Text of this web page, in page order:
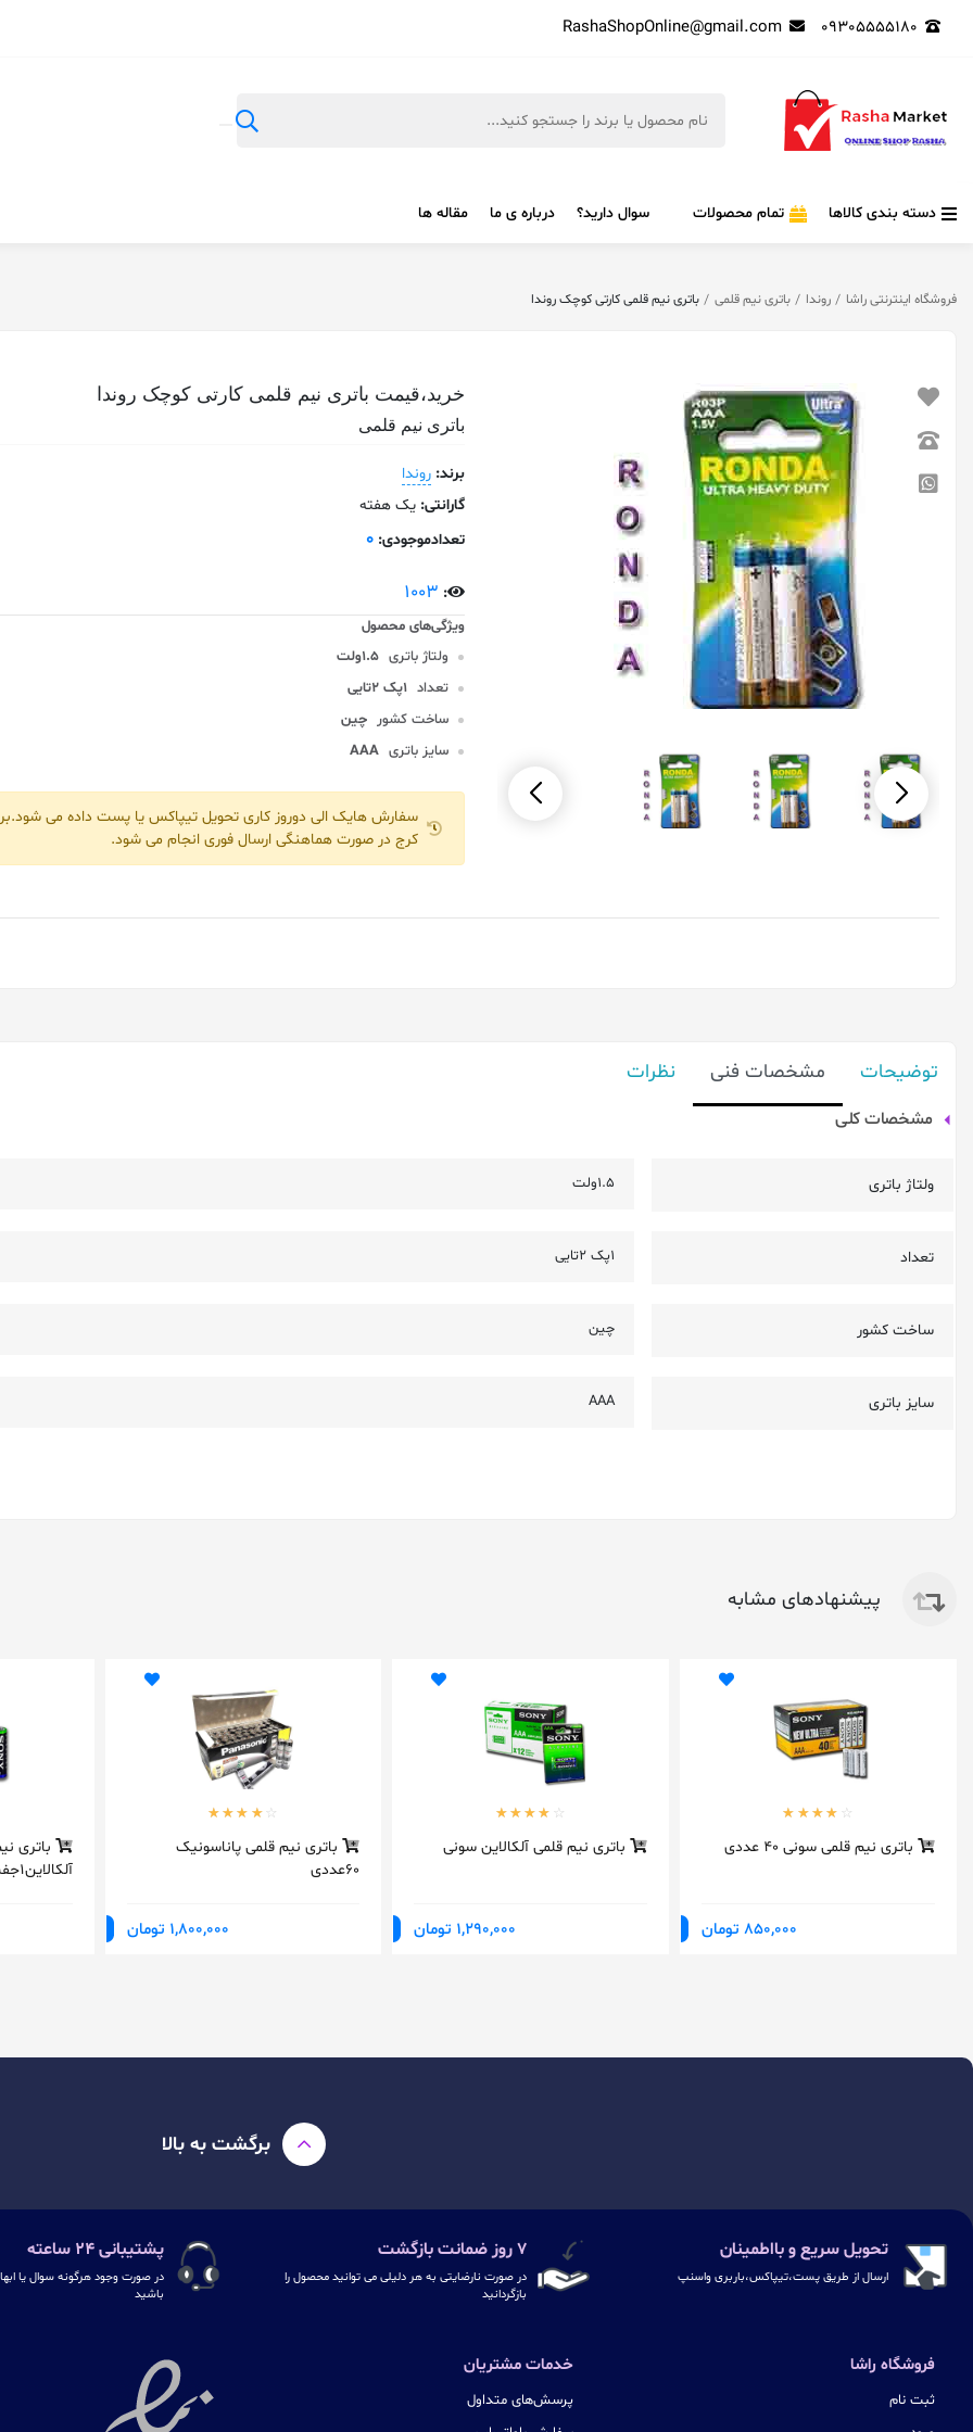
09305555180
RashaShopOnline@gmail.com
دسته بندی کالاها تمام محصولات سوال دارید؟ درباره ی ما مقاله ها
فروشگاه اینترنتی راشا روندا باتری نیم قلمی باتری نیم قلمی کارتی کوچک روندا
خرید،قیمت باتری نیم قلمی کارتی کوچک روندا
باتری نیم قلمی
برند: روندا
گارانتی: یک هفته
تعدادموجودی:0
:
1003
ولتاژ باتری 1.5ولت
تعداد 1پک 2تایی
ساخت کشور چین
سایز باتری AAA
سفارش هایک الی دوروز کاری تحویل تیپاکس یا پست داده می
کرج در صورت هماهنگی ارسال فوری انجام می شود.
توضیحات مشخصات فنی نظرات
مشخصات کلی
ولتاژ باتری 1.5ولت
تعداد 1پک 2تایی
ساخت کشور چین
سایز باتری AAA
پیشنهادهای مشابه
باتری نیم قلمی سونی 40 عددی
850,000 تومان
باتری نیم قلمی آلکالاین سونی
1,290,000 تومان
باتری نیم قلمی پاناسونیک
60عددی
1,800,000 تومان
باتری
آلکالاین1جفت
برگشت به بالا
تحویل سریع و بااطمینان
ارسال از طریق پست،تیپاکس،باربری واسنپ
۷ روز ضمانت بازگشت
در صورت نارضایتی به هر دلیلی می توانید محصول را
بازگردانید
پشتیبانی ۲۴ ساعته
در صورت وجود هرگونه سوال یا
باشید
فروشگاه راشا
ثبت نام
خدمات مشتریان
پرسش‌های متداول